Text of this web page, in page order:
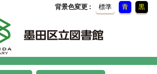
背景色変更 標準 青 黒